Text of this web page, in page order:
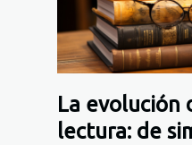
La evolución
lectura: de